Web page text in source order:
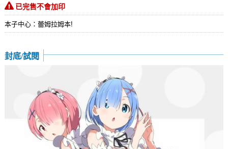
已完售不會加印
本子中心：蕾姆拉姆本!
封底/試閱